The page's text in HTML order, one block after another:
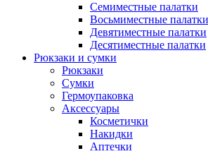
Семиместные палатки
Восьмиместные палатки
Девятиместные палатки
Десятиместные палатки
Рюкзаки и сумки
Рюкзаки
Сумки
Гермоупаковка
Аксессуары
Косметички
Накидки
Аптечки